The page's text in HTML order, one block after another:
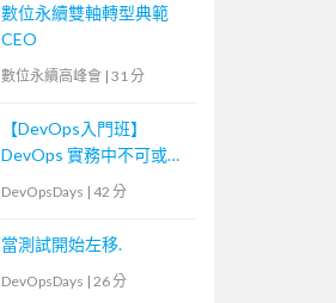
數位永續雙軸轉型典範
CEO
數位永續高峰會 | 31 分
【DevOps入門班】
DevOps 實務中不可或缺
DevOpsDays | 42 分
當測試開始左移.
DevOpsDays | 26 分